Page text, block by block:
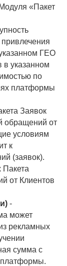
«Пакет
ГЕО
в указанном
по
платформы
Заявок
обращений от
условиям
к
(заявок).
Пакета
от Клиентов
-
может
рекламных
сумма с
платформы.